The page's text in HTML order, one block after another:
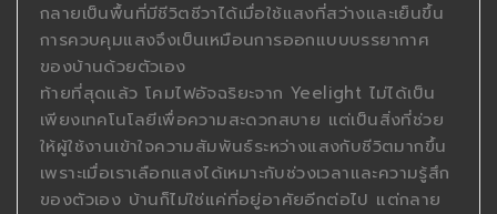
กลายเป็นพื้นที่มีชีวิตชีวาได้เมื่อใช้แสงที่สว่างและเย็นขึ้น
การควบคุมแสงจึงเป็นเหมือนการออกแบบบรรยากาศ
ของบ้านด้วยตัวเอง
ท้ายที่สุดแล้ว โคมไฟอัจฉริยะจาก Yeelight ไม่ได้เป็น
เพียงเทคโนโลยีเพื่อความสะดวกสบาย แต่เป็นสิ่งที่ช่วย
ให้ผู้ใช้งานเข้าใจความสัมพันธ์ระหว่างแสงกับชีวิตมากขึ้น
เพราะเมื่อเราเลือกแสงได้เหมาะกับช่วงเวลาและความรู้สึก
ของตัวเอง บ้านก็ไม่ใช่แค่ที่อยู่อาศัยอีกต่อไป แต่กลาย